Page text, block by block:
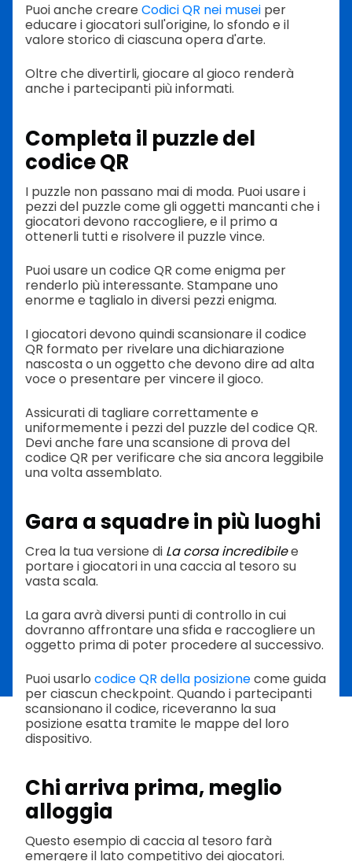
Puoi anche creare Codici QR nei musei per
educare i giocatori sull'origine, lo sfondo e il
valore storico di ciascuna opera d'arte.
Oltre che divertirli, giocare al gioco renderà
anche i partecipanti più informati.
Completa il puzzle del
codice QR
I puzzle non passano mai di moda. Puoi usare i
pezzi del puzzle come gli oggetti mancanti che i
giocatori devono raccogliere, e il primo a
ottenerli tutti e risolvere il puzzle vince.
Puoi usare un codice QR come enigma per
renderlo più interessante. Stampane uno
enorme e taglialo in diversi pezzi enigma.
I giocatori devono quindi scansionare il codice
QR formato per rivelare una dichiarazione
nascosta o un oggetto che devono dire ad alta
voce o presentare per vincere il gioco.
Assicurati di tagliare correttamente e
uniformemente i pezzi del puzzle del codice QR.
Devi anche fare una scansione di prova del
codice QR per verificare che sia ancora leggibile
una volta assemblato.
Gara a squadre in più luoghi
Crea la tua versione di La corsa incredibilee
portare i giocatori in una caccia al tesoro su
vasta scala.
La gara avrà diversi punti di controllo in cui
dovranno affrontare una sfida e raccogliere un
oggetto prima di poter procedere al successivo.
Puoi usarlo codice QR della posizionecome guida
per ciascun checkpoint. Quando i partecipanti
scansionano il codice, riceveranno la sua
posizione esatta tramite le mappe del loro
dispositivo.
Chi arriva prima, meglio
alloggia
Questo esempio di caccia al tesoro farà
emergere il lato competitivo dei giocatori.